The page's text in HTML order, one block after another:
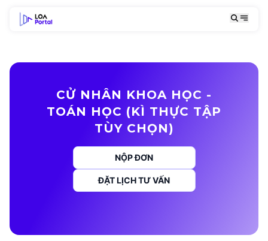
CỬ NHÂN KHOA HỌC -
TOÁN HỌC (KÌ THỰC TẬP
TÙY CHỌN)
NỘP ĐƠN
ĐẶT LỊCH TƯ VẤN